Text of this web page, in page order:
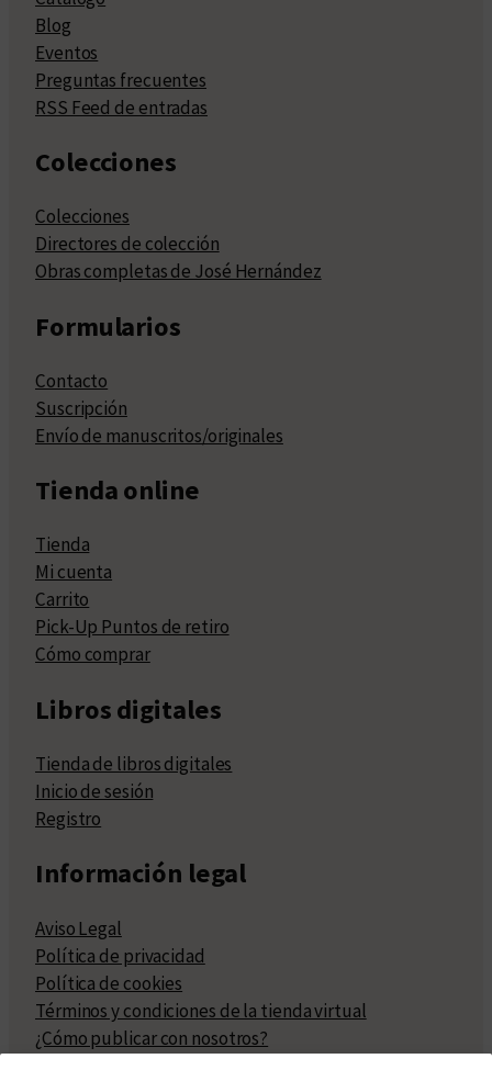
Blog
Eventos
Preguntas frecuentes
RSS Feed de entradas
Colecciones
Colecciones
Directores de colección
Obras completas de José Hernández
Formularios
Contacto
Suscripción
Envío de manuscritos/originales
Tienda online
Tienda
Mi cuenta
Carrito
Pick-Up Puntos de retiro
Cómo comprar
Libros digitales
Tienda de libros digitales
Inicio de sesión
Registro
Información legal
Aviso Legal
Política de privacidad
Política de cookies
Términos y condiciones de la tienda virtual
¿Cómo publicar con nosotros?